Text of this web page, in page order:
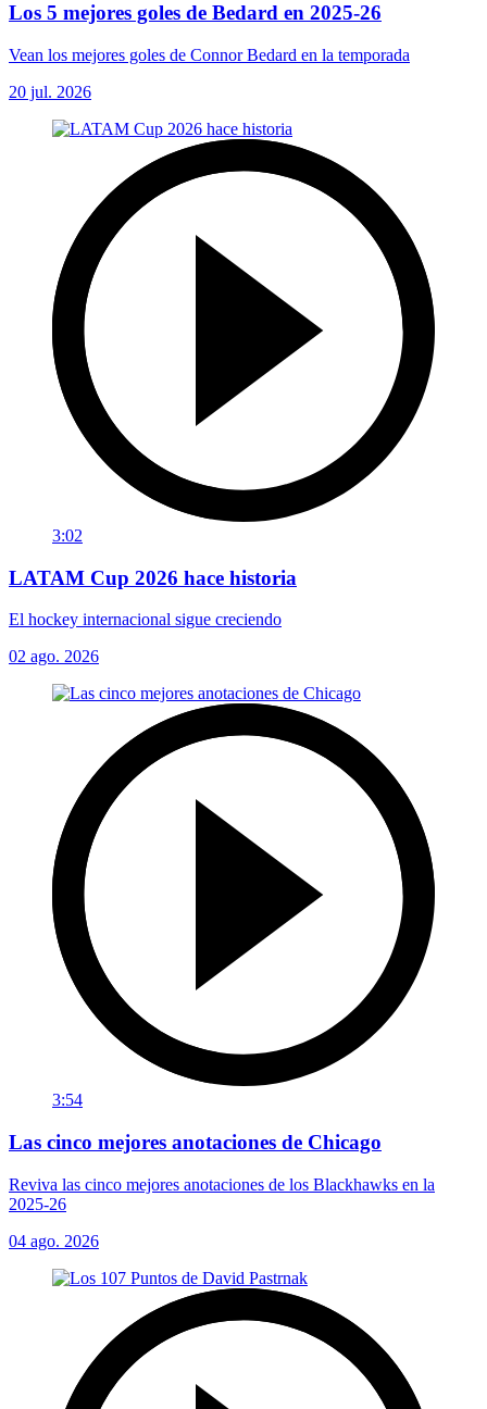
Los 5 mejores goles de Bedard en 2025-26
Vean los mejores goles de Connor Bedard en la temporada
20 jul. 2026
3:02
LATAM Cup 2026 hace historia
El hockey internacional sigue creciendo
02 ago. 2026
3:54
Las cinco mejores anotaciones de Chicago
Reviva las cinco mejores anotaciones de los Blackhawks en la
2025-26
04 ago. 2026